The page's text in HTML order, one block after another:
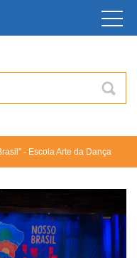
- Escola Arte da Dança